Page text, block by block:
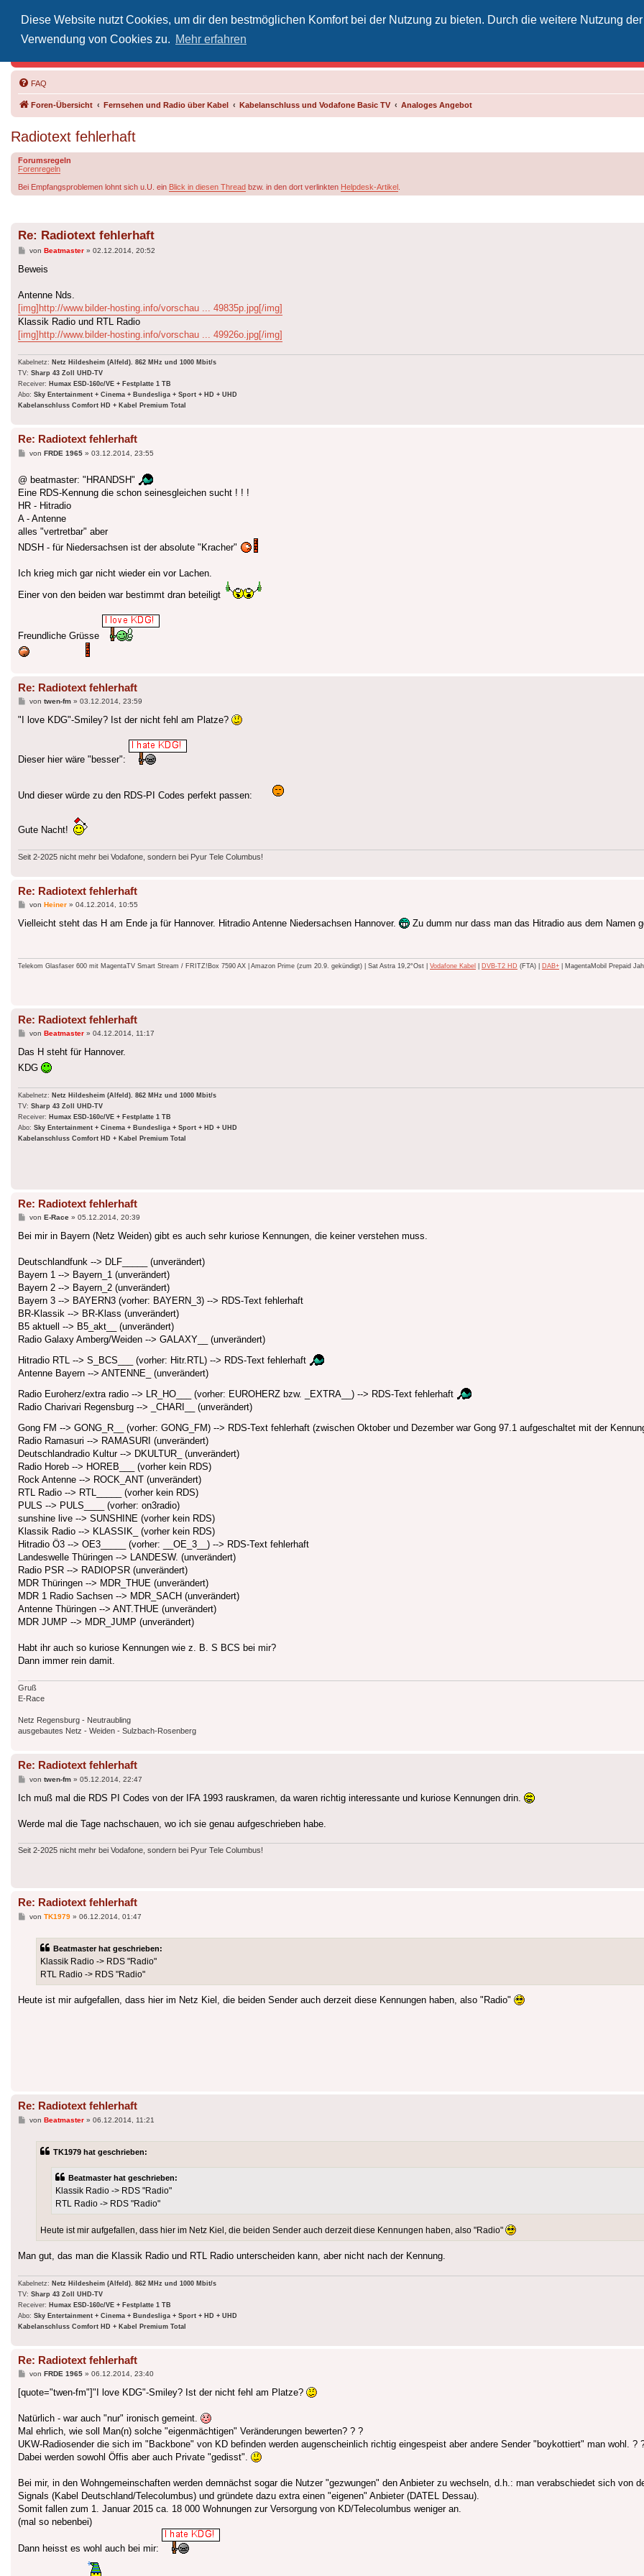
Diese Website nutzt Cookies, um dir den bestmöglichen Komfort bei der Nutzung zu bieten. Durch die weitere Nutzung
Verwendung von Cookies zu. Mehr erfahren
FAQ
Foren-Übersicht Fernsehen und Radio über Kabel Kabelanschluss und Vodafone Basic TV Analoges Angebot
Radiotext fehlerhaft
Forumsregeln
Forenregeln
Bei Empfangsproblemen lohnt sich u.U. ein Blick in diesen Thread bzw. in den dort verlinkten Helpdesk-Artikel
Re: Radiotext fehlerhaft
Beitrag
von Beatmaster» 02.12.2014, 20:52
Beweis
Antenne Nds.
[img]http://www.bilder-hosting.info/vorschau ... 49835p.jpg[/img]
Klassik Radio und RTL Radio
[img]http://www.bilder-hosting.info/vorschau ... 49926o.jpg[/img]
Kabelnetz: Netz Hildesheim (Alfeld). 862 MHz und 1000 Mbit/s
TV: Sharp 43 Zoll UHD-TV
Receiver: Humax ESD-160c/VE + Festplatte 1 TB
Abo: Sky Entertainment + Cinema + Bundesliga + Sport + HD + UHD
Kabelanschluss Comfort HD + Kabel Premium Total
Re: Radiotext fehlerhaft
Beitrag
von FRDE 1965» 03.12.2014, 23:55
@ beatmaster: "HRANDSH"
Eine RDS-Kennung die schon seinesgleichen sucht ! ! !
HR - Hitradio
A - Antenne
alles "vertretbar" aber
NDSH - für Niedersachsen ist der absolute "Kracher"
Ich krieg mich gar nicht wieder ein vor Lachen.
Einer von den beiden war bestimmt dran beteiligt
Freundliche Grüsse
Re: Radiotext fehlerhaft
Beitrag
von twen-fm» 03.12.2014, 23:59
"I love KDG"-Smiley? Ist der nicht fehl am Platze?
Dieser hier wäre "besser":
Und dieser würde zu den RDS-PI Codes perfekt passen:
Gute Nacht!
Seit 2-2025 nicht mehr bei Vodafone, sondern bei Pyur Tele Columbus!
Re: Radiotext fehlerhaft
Beitrag
von Heiner» 04.12.2014, 10:55
Vielleicht steht das H am Ende ja für Hannover. Hitradio Antenne Niedersachsen Hannover. Zu dumm nur dass man das Hitradio aus dem Namen
Telekom Glasfaser 600 mit MagentaTV Smart Stream / FRITZ!Box 7590 AX | Amazon Prime (zum 20.9. gekündigt) | Sat Astra 19,2°Ost | Vodafone Kabel DVB-T2 HD (FTA) | DAB+ | MagentaMobil Prepaid
Re: Radiotext fehlerhaft
Beitrag
von Beatmaster» 04.12.2014, 11:17
Das H steht für Hannover.
KDG
Kabelnetz: Netz Hildesheim (Alfeld). 862 MHz und 1000 Mbit/s
TV: Sharp 43 Zoll UHD-TV
Receiver: Humax ESD-160c/VE + Festplatte 1 TB
Abo: Sky Entertainment + Cinema + Bundesliga + Sport + HD + UHD
Kabelanschluss Comfort HD + Kabel Premium Total
Re: Radiotext fehlerhaft
Beitrag
von E-Race» 05.12.2014, 20:39
Bei mir in Bayern (Netz Weiden) gibt es auch sehr kuriose Kennungen, die keiner verstehen muss.
Deutschlandfunk --> DLF_____ (unverändert)
Bayern 1 --> Bayern_1 (unverändert)
Bayern 2 --> Bayern_2 (unverändert)
Bayern 3 --> BAYERN3 (vorher: BAYERN_3) --> RDS-Text fehlerhaft
BR-Klassik --> BR-Klass (unverändert)
B5 aktuell --> B5_akt__ (unverändert)
Radio Galaxy Amberg/Weiden --> GALAXY__ (unverändert)
Hitradio RTL --> S_BCS___ (vorher: Hitr.RTL) --> RDS-Text fehlerhaft
Antenne Bayern --> ANTENNE_ (unverändert)
Radio Euroherz/extra radio --> LR_HO___ (vorher: EUROHERZ bzw. _EXTRA__) --> RDS-Text fehlerhaft
Radio Charivari Regensburg --> _CHARI__ (unverändert)
Gong FM --> GONG_R__ (vorher: GONG_FM) --> RDS-Text fehlerhaft (zwischen Oktober und Dezember war Gong 97.1 aufgeschaltet mit der
Radio Ramasuri --> RAMASURI (unverändert)
Deutschlandradio Kultur --> DKULTUR_ (unverändert)
Radio Horeb --> HOREB___ (vorher kein RDS)
Rock Antenne --> ROCK_ANT (unverändert)
RTL Radio --> RTL_____ (vorher kein RDS)
PULS --> PULS____ (vorher: on3radio)
sunshine live --> SUNSHINE (vorher kein RDS)
Klassik Radio --> KLASSIK_ (vorher kein RDS)
Hitradio Ö3 --> OE3_____ (vorher: __OE_3__) --> RDS-Text fehlerhaft
Landeswelle Thüringen --> LANDESW. (unverändert)
Radio PSR --> RADIOPSR (unverändert)
MDR Thüringen --> MDR_THUE (unverändert)
MDR 1 Radio Sachsen --> MDR_SACH (unverändert)
Antenne Thüringen --> ANT.THUE (unverändert)
MDR JUMP --> MDR_JUMP (unverändert)
Habt ihr auch so kuriose Kennungen wie z. B. S BCS bei mir?
Dann immer rein damit.
Gruß
E-Race
Netz Regensburg - Neutraubling
ausgebautes Netz - Weiden - Sulzbach-Rosenberg
Re: Radiotext fehlerhaft
Beitrag
von twen-fm» 05.12.2014, 22:47
Ich muß mal die RDS PI Codes von der IFA 1993 rauskramen, da waren richtig interessante und kuriose Kennungen drin.
Werde mal die Tage nachschauen, wo ich sie genau aufgeschrieben habe.
Seit 2-2025 nicht mehr bei Vodafone, sondern bei Pyur Tele Columbus!
Re: Radiotext fehlerhaft
Beitrag
von TK1979» 06.12.2014, 01:47
Beatmaster hat geschrieben:
Klassik Radio -> RDS "Radio"
RTL Radio -> RDS "Radio"
Heute ist mir aufgefallen, dass hier im Netz Kiel, die beiden Sender auch derzeit diese Kennungen haben, also "Radio"
Re: Radiotext fehlerhaft
Beitrag
von Beatmaster» 06.12.2014, 11:21
TK1979 hat geschrieben:
Beatmaster hat geschrieben:
Klassik Radio -> RDS "Radio"
RTL Radio -> RDS "Radio"
Heute ist mir aufgefallen, dass hier im Netz Kiel, die beiden Sender auch derzeit diese Kennungen haben, also "Radio"
Man gut, das man die Klassik Radio und RTL Radio unterscheiden kann, aber nicht nach der Kennung.
Kabelnetz: Netz Hildesheim (Alfeld). 862 MHz und 1000 Mbit/s
TV: Sharp 43 Zoll UHD-TV
Receiver: Humax ESD-160c/VE + Festplatte 1 TB
Abo: Sky Entertainment + Cinema + Bundesliga + Sport + HD + UHD
Kabelanschluss Comfort HD + Kabel Premium Total
Re: Radiotext fehlerhaft
Beitrag
von FRDE 1965» 06.12.2014, 23:40
[quote="twen-fm"]"I love KDG"-Smiley? Ist der nicht fehl am Platze?
Natürlich - war auch "nur" ironisch gemeint.
Mal ehrlich, wie soll Man(n) solche "eigenmächtigen" Veränderungen bewerten? ? ?
UKW-Radiosender die sich im "Backbone" von KD befinden werden augenscheinlich richtig eingespeist aber andere Sender "boykottiert" man wohl. ?
Dabei werden sowohl Öffis aber auch Private "gedisst".
Bei mir, in den Wohngemeinschaften werden demnächst sogar die Nutzer "gezwungen" den Anbieter zu wechseln, d.h.: man verabschiedet sich von
Signals (Kabel Deutschland/Telecolumbus) und gründete dazu extra einen "eigenen" Anbieter (DATEL Dessau).
Somit fallen zum 1. Januar 2015 ca. 18 000 Wohnungen zur Versorgung von KD/Telecolumbus weniger an.
(mal so nebenbei)
Dann heisst es wohl auch bei mir: